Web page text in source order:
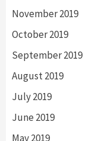
November 2019
October 2019
September 2019
August 2019
July 2019
June 2019
May 2019